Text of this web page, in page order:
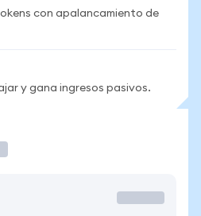
con apalancamiento de
y gana ingresos pasivos.